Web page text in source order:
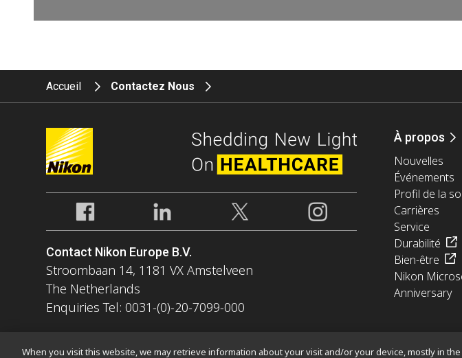
Accueil Contactez Nous
Contact Nikon Europe B.V.
Stroombaan 14, 1181 VX Amstelveen
The Netherlands
Enquiries Tel: 0031-(0)-20-7099-000
À propos
Nouvelles
Événements
Profil de la
Carrières
Service
Durabilité
Bien-être
Nikon
Anniversary
When you visit this website, we may retrieve information about your visit and/or your device, mostly in